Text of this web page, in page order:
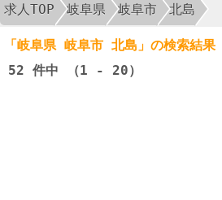
求人TOP 岐阜県 岐阜市 北島
「岐阜県 岐阜市 北島」の検索結果
52 件中 （1 - 20）